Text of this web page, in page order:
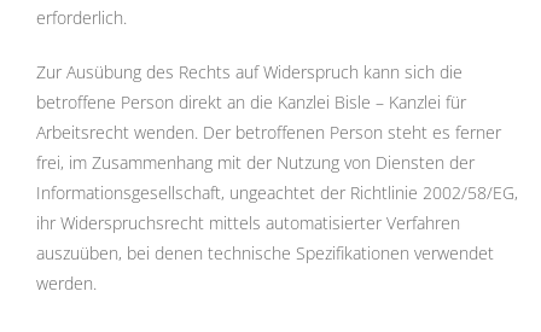
erforderlich.
Zur Ausübung des Rechts auf Widerspruch kann sich die
betroffene Person direkt an die Kanzlei Bisle – Kanzlei für
Arbeitsrecht wenden. Der betroffenen Person steht es ferner
frei, im Zusammenhang mit der Nutzung von Diensten der
Informationsgesellschaft, ungeachtet der Richtlinie 2002/58/EG,
ihr Widerspruchsrecht mittels automatisierter Verfahren
auszuüben, bei denen technische Spezifikationen verwendet
werden.